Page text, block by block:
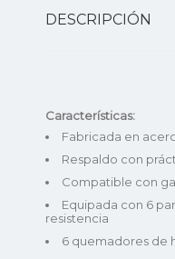
DESCRIPCIÓN
Características:
Fabricada en
Respaldo con
Compatible con
Equipada con 6
resistencia
6 quemadores de